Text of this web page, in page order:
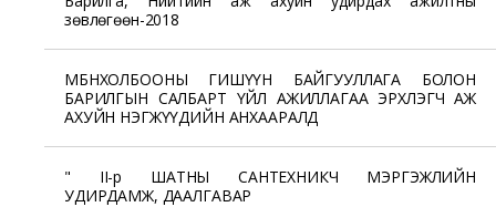
зөвлөгөөн-2018
МБНХОЛБООНЫ ГИШҮҮН БАЙГУУЛЛАГА БОЛОН
БАРИЛГЫН САЛБАРТ ҮЙЛ АЖИЛЛАГАА ЭРХЛЭГЧ АЖ
АХУЙН НЭГЖҮҮДИЙН АНХААРАЛД
" II-р ШАТНЫ САНТЕХНИКЧ МЭРГЭЖЛИЙН
УДИРДАМЖ, ДААЛГАВАР